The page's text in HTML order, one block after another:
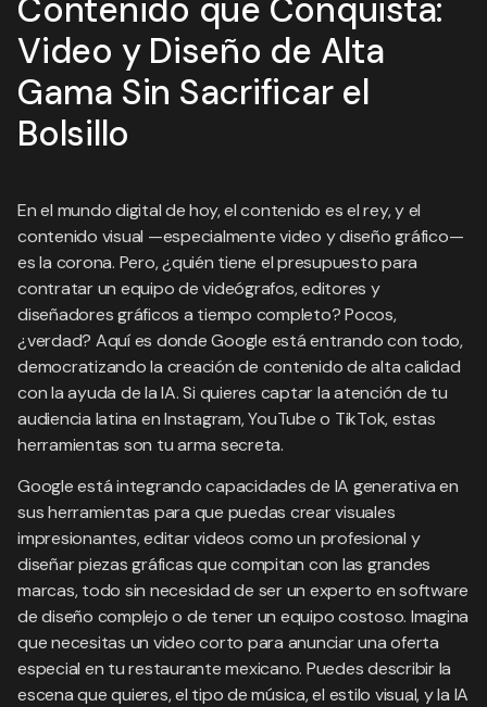
Contenido que Conquista:
Video y Diseño de Alta
Gama Sin Sacrificar el
Bolsillo
En el mundo digital de hoy, el contenido es el rey, y el
contenido visual —especialmente video y diseño gráfico—
es la corona. Pero, ¿quién tiene el presupuesto para
contratar un equipo de videógrafos, editores y
diseñadores gráficos a tiempo completo? Pocos,
¿verdad? Aquí es donde Google está entrando con todo,
democratizando la creación de contenido de alta calidad
con la ayuda de la IA. Si quieres captar la atención de tu
audiencia latina en Instagram, YouTube o TikTok, estas
herramientas son tu arma secreta.
Google está integrando capacidades de IA generativa en
sus herramientas para que puedas crear visuales
impresionantes, editar videos como un profesional y
diseñar piezas gráficas que compitan con las grandes
marcas, todo sin necesidad de ser un experto en software
de diseño complejo o de tener un equipo costoso. Imagina
que necesitas un video corto para anunciar una oferta
especial en tu restaurante mexicano. Puedes describir la
escena que quieres, el tipo de música, el estilo visual, y la IA